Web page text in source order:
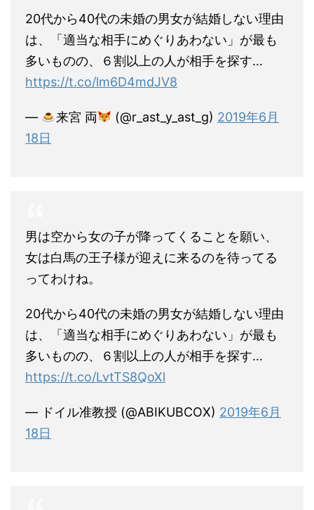
20代から40代の未婚の男女が結婚しない理由
は、「適当な相手にめぐりあわない」が最も
多いものの、６割以上の人が相手を探す…
https://t.co/lm6D4mdJV8
— 来宮 両 (@r_ast_y_ast_g) 2019年6月
18日
男は空から女の子が降ってくることを願い、
女は白馬の王子様が迎えに来るのを待ってる
ってわけね。
20代から40代の未婚の男女が結婚しない理由
は、「適当な相手にめぐりあわない」が最も
多いものの、６割以上の人が相手を探す…
https://t.co/LvtTS8QoXl
— ドイル准教授 (@ABIKUBCOX) 2019年6月
18日